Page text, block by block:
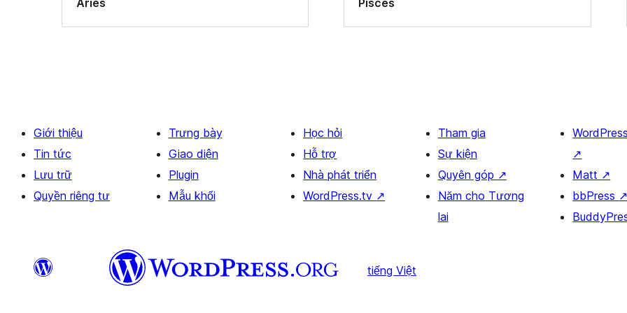
Aries Pisces
Giới thiệu
Tin tức
Lưu trữ
Quyền riêng tư
Trưng bày
Giao diện
Plugin
Mẫu khối
Học hỏi
Hỗ trợ
Nhà phát triển
WordPress.tv ↗
Tham gia
Sự kiện
Quyên góp ↗
Năm cho Tương
lai
↗
Matt ↗
bbPress ↗
tiếng Việt